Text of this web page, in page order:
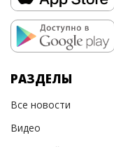
РАЗДЕЛЫ
Все новости
Видео